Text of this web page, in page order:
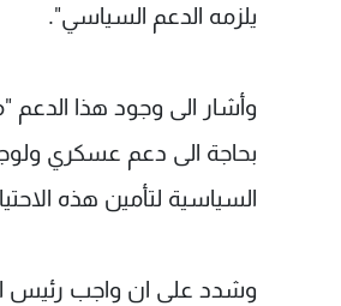
يلزمه الدعم السياسي".
وأشار الى وجود هذا
بحاجة الى دعم عسكري
السياسية لتأمين هذه
وشدد على ان واجب رئيس